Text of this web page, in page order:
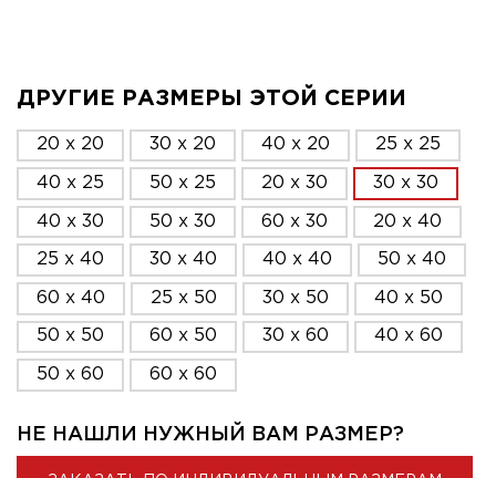
ДРУГИЕ РАЗМЕРЫ ЭТОЙ СЕРИИ
20 x 20 30 x 20 40 x 20 25 x 25
40 x 25 50 x 25 20 x 30 30 x 30
40 x 30 50 x 30 60 x 30 20 x 40
25 x 40 30 x 40 40 x 40 50 x 40
60 x 40 25 x 50 30 x 50 40 x 50
50 x 50 60 x 50 30 x 60 40 x 60
50 x 60 60 x 60
НЕ НАШЛИ НУЖНЫЙ ВАМ РАЗМЕР?